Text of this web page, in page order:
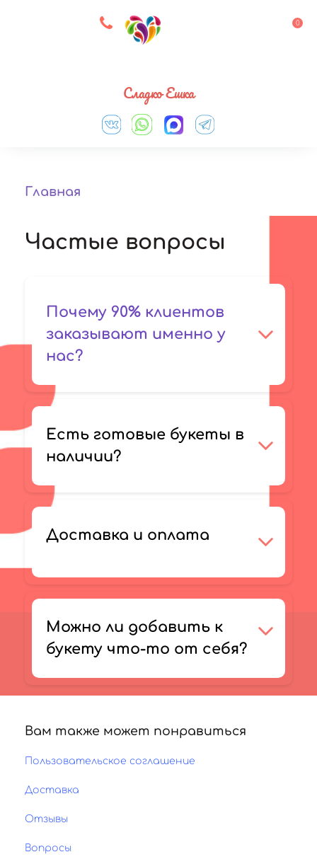
8 927 083 33 05 0
Сладко Ешка
Главная
Частые вопросы
Почему 90% клиентов
заказывают именно у
нас?
Есть готовые букеты в
наличии?
Доставка и оплата
Можно ли добавить к
букету что-то от себя?
Вам также может понравиться
Пользовательское соглашение
Доставка
Отзывы
Вопросы